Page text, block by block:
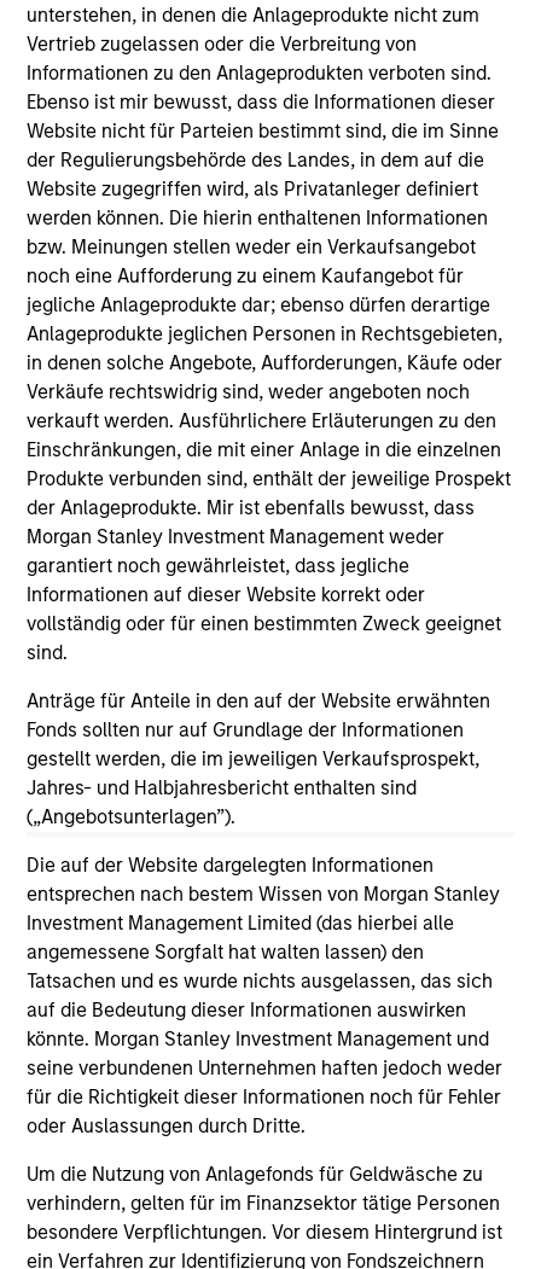
unterstehen, in denen die Anlageprodukte nicht zum
Vertrieb zugelassen oder die Verbreitung von
Informationen zu den Anlageprodukten verboten sind.
Ebenso ist mir bewusst, dass die Informationen dieser
Website nicht für Parteien bestimmt sind, die im Sinne
der Regulierungsbehörde des Landes, in dem auf die
Website zugegriffen wird, als Privatanleger definiert
werden können. Die hierin enthaltenen Informationen
bzw. Meinungen stellen weder ein Verkaufsangebot
noch eine Aufforderung zu einem Kaufangebot für
jegliche Anlageprodukte dar; ebenso dürfen derartige
Anlageprodukte jeglichen Personen in Rechtsgebieten,
in denen solche Angebote, Aufforderungen, Käufe oder
Verkäufe rechtswidrig sind, weder angeboten noch
verkauft werden. Ausführlichere Erläuterungen zu den
Einschränkungen, die mit einer Anlage in die einzelnen
Produkte verbunden sind, enthält der jeweilige Prospekt
der Anlageprodukte. Mir ist ebenfalls bewusst, dass
Morgan Stanley Investment Management weder
garantiert noch gewährleistet, dass jegliche
Informationen auf dieser Website korrekt oder
vollständig oder für einen bestimmten Zweck geeignet
sind.
Anträge für Anteile in den auf der Website erwähnten
Fonds sollten nur auf Grundlage der Informationen
gestellt werden, die im jeweiligen Verkaufsprospekt,
Jahres- und Halbjahresbericht enthalten sind
(„Angebotsunterlagen”).
Die auf der Website dargelegten Informationen
entsprechen nach bestem Wissen von Morgan Stanley
Investment Management Limited (das hierbei alle
angemessene Sorgfalt hat walten lassen) den
Tatsachen und es wurde nichts ausgelassen, das sich
auf die Bedeutung dieser Informationen auswirken
könnte. Morgan Stanley Investment Management und
seine verbundenen Unternehmen haften jedoch weder
für die Richtigkeit dieser Informationen noch für Fehler
oder Auslassungen durch Dritte.
Um die Nutzung von Anlagefonds für Geldwäsche zu
verhindern, gelten für im Finanzsektor tätige Personen
besondere Verpflichtungen. Vor diesem Hintergrund ist
ein Verfahren zur Identifizierung von Fondszeichnern
ARTICLE
OPPORTUNITY NOW: Unlock a World
of Potential Through International
Investing
International markets provide access to unique
companies, more opportunities to find
mispricing and diversification away from
highly concentrated U.S. equity markets. Learn
how Global Opportunity uncovers high-quality
companies trading at meaningful discounts
around the world.
23-APR-2026
The information on this page is for informational
purposes only. The information contained herein does
not constitute and should not be construed as an
offering of advisory services or an offer to sell or a
solicitation of an offer to buy any securities in any
jurisdiction in which such offer or solicitation,
purchase or sale would be unlawful under the
securities, insurance or other laws of such jurisdiction.
All investing involves risks, including a loss of principal.
Please refer to the strategy detail page for important
considerations.